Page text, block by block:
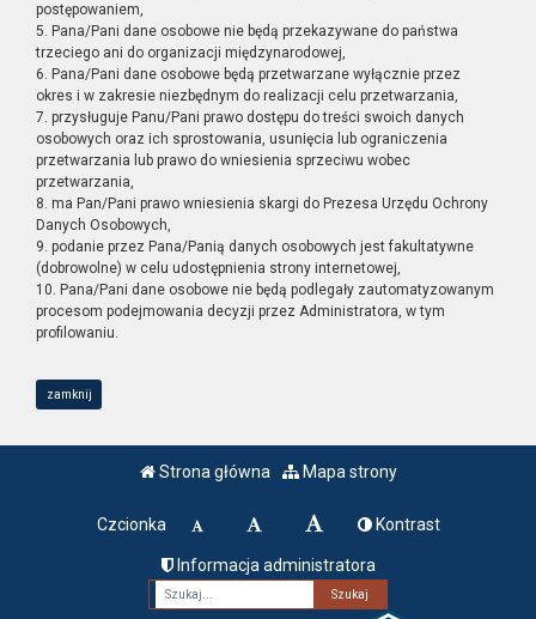
postępowaniem,
5. Pana/Pani dane osobowe nie będą przekazywane do państwa
trzeciego ani do organizacji międzynarodowej,
6. Pana/Pani dane osobowe będą przetwarzane wyłącznie przez
okres i w zakresie niezbędnym do realizacji celu przetwarzania,
7. przysługuje Panu/Pani prawo dostępu do treści swoich danych
osobowych oraz ich sprostowania, usunięcia lub ograniczenia
przetwarzania lub prawo do wniesienia sprzeciwu wobec
przetwarzania,
8. ma Pan/Pani prawo wniesienia skargi do Prezesa Urzędu Ochrony
Danych Osobowych,
9. podanie przez Pana/Panią danych osobowych jest fakultatywne
(dobrowolne) w celu udostępnienia strony internetowej,
10. Pana/Pani dane osobowe nie będą podlegały zautomatyzowanym
procesom podejmowania decyzji przez Administratora, w tym
profilowaniu.
zamknij
Strona główna Mapa strony
Czcionka Kontrast
Informacja administratora
Fraza